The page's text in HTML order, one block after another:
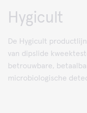
Hygicult
De Hygicult
van dipslide
betrouwbare,
microbiologische